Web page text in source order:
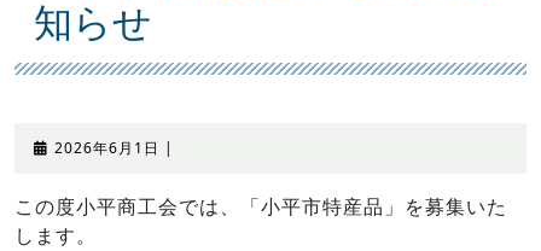
知らせ
2026年6月1日 2026
6
|
この度小平商工会では、「小平市特産品」を募集いた
します。